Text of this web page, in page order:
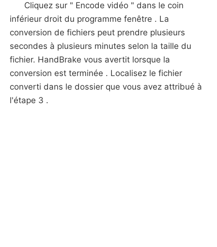
Cliquez sur " Encode vidéo " dans le coin
inférieur droit du programme fenêtre . La
conversion de fichiers peut prendre plusieurs
secondes à plusieurs minutes selon la taille du
fichier. HandBrake vous avertit lorsque la
conversion est terminée . Localisez le fichier
converti dans le dossier que vous avez attribué à
l'étape 3 .